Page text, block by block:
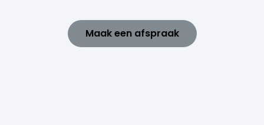
Maak een afspraak